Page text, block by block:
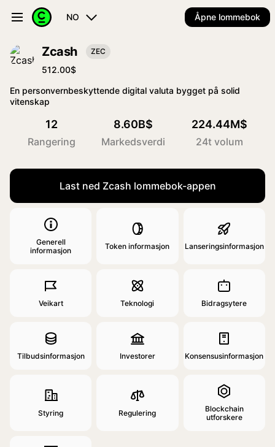
NO Åpne lommebok
Zcash ZEC
512.00$
En personvernbeskyttende digital valuta bygget på solid
vitenskap
12
Rangering
8.60B$
Markedsverdi
224.44M$
24t volum
Last ned Zcash lommebok-appen
Generell
informasjon
Token informasjon Lanseringsinformasjon
Veikart Teknologi Bidragsytere
Tilbudsinformasjon Investorer Konsensusinformasjon
Styring Regulering
Blockchain
utforskere